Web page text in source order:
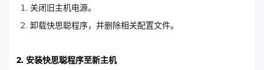
关闭旧主机电源。
卸载快思聪程序，并删除相关配置文件。
2. 安装快思聪程序至新主机